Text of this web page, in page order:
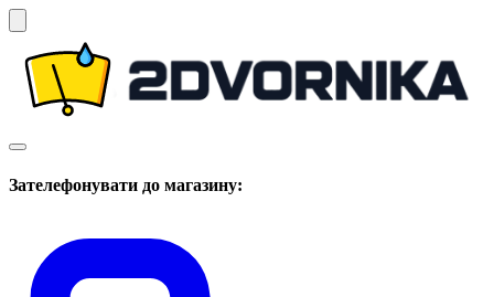
Зателефонувати до магазину: